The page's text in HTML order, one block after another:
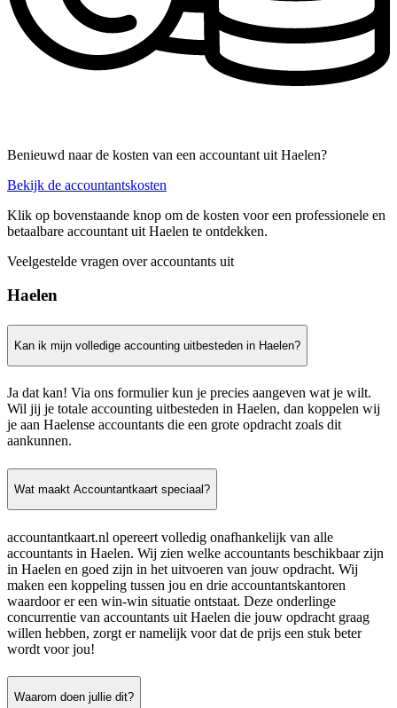
Benieuwd naar de kosten van een accountant uit Haelen?
Bekijk de accountantskosten
Klik op bovenstaande knop om de kosten voor een professionele en
betaalbare accountant uit Haelen te ontdekken.
Veelgestelde vragen over accountants uit
Haelen
Kan ik mijn volledige accounting uitbesteden in Haelen?
Ja dat kan! Via ons formulier kun je precies aangeven wat je wilt.
Wil jij je totale accounting uitbesteden in Haelen, dan koppelen wij
je aan Haelense accountants die een grote opdracht zoals dit
aankunnen.
Wat maakt Accountantkaart speciaal?
accountantkaart.nl opereert volledig onafhankelijk van alle
accountants in Haelen. Wij zien welke accountants beschikbaar zijn
in Haelen en goed zijn in het uitvoeren van jouw opdracht. Wij
maken een koppeling tussen jou en drie accountantskantoren
waardoor er een win-win situatie ontstaat. Deze onderlinge
concurrentie van accountants uit Haelen die jouw opdracht graag
willen hebben, zorgt er namelijk voor dat de prijs een stuk beter
wordt voor jou!
Waarom doen jullie dit?